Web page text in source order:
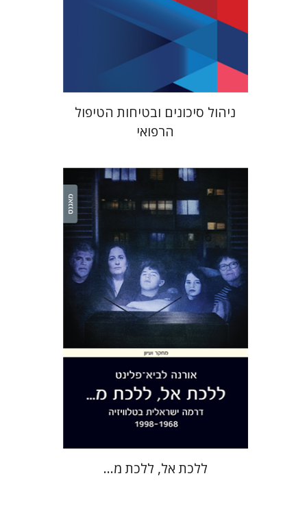
הנחת אתר ספר מודפס
$46
$41
ניהול סיכונים ובטיחות הטיפול
הרפואי
אורנה לביא-פלינט
הנחת אתר ספר מודפס
$42
$38
ללכת אל, ללכת מ...